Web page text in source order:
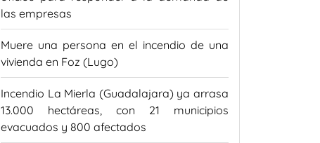
las empresas
Muere una persona en el incendio de una
vivienda en Foz (Lugo)
Incendio La Mierla (Guadalajara) ya arrasa
13.000 hectáreas, con 21 municipios
evacuados y 800 afectados